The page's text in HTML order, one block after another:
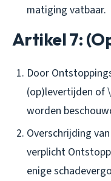
matiging vatbaar.
Artikel 7:
Door
(op)levertijden of
worden
Overschrijding
verplicht
enige